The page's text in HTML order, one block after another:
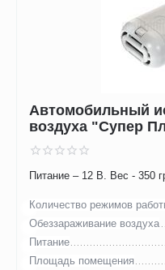
Автомобильный
воздуха "Супер
Питание – 12 В. Вес - 350
Количество режимов
Обеззараживание воздуха
Питание
Площадь помещения